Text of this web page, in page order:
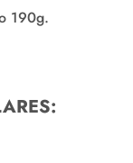
190g.